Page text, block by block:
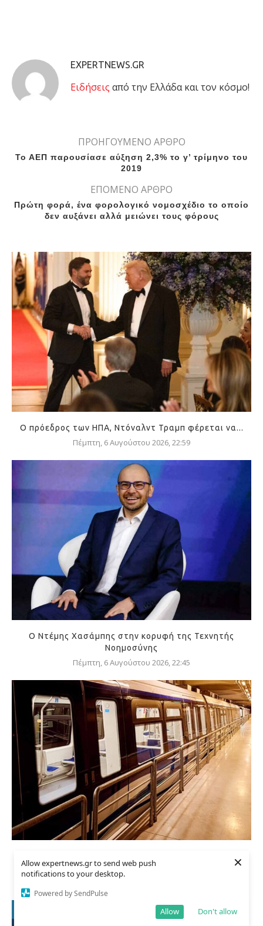
Allow expertnews.gr to send web push
notifications to your desktop.
Powered by SendPulse
Don't allow
Allow
×
EXPERTNEWS.GR
Eιδήσεις από την Ελλάδα και τον κόσμο!
ΠΡΟΗΓΟΥΜΕΝΟ ΑΡΘΡΟ
Το ΑΕΠ παρουσίασε αύξηση 2,3% το γ’ τρίμηνο του
2019
ΕΠΟΜΕΝΟ ΑΡΘΡΟ
Πρώτη φορά, ένα φορολογικό νομοσχέδιο το οποίο
δεν αυξάνει αλλά μειώνει τους φόρους
Ο πρόεδρος των ΗΠΑ, Ντόναλντ Τραμπ φέρεται να...
Πέμπτη, 6 Αυγούστου 2026, 22:59
Ο Ντέμης Χασάμπης στην κορυφή της Τεχνητής
Νοημοσύνης
Πέμπτη, 6 Αυγούστου 2026, 22:45
της επέκτασης...